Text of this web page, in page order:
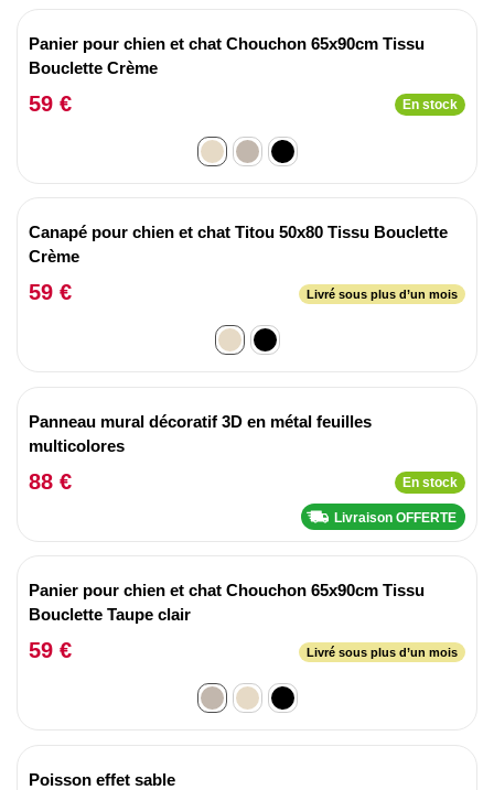
Panier pour chien et chat Chouchon 65x90cm Tissu
Bouclette Crème
59 € En stock
Canapé pour chien et chat Titou 50x80 Tissu Bouclette
Crème
59 € Livré sous plus d’un mois
Panneau mural décoratif 3D en métal feuilles
multicolores
88 € En stock
Livraison OFFERTE
Panier pour chien et chat Chouchon 65x90cm Tissu
Bouclette Taupe clair
59 € Livré sous plus d’un mois
Poisson effet sable